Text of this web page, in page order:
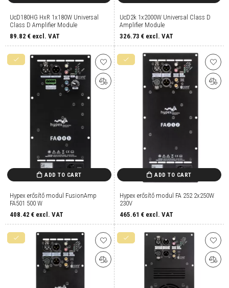
UcD180HG HxR 1x180W Universal
Class D Amplifier Module
89.82 € excl. VAT
UcD2k 1x2000W Universal Class D
Amplifier Module
326.73 € excl. VAT
ADD TO CART
Hypex erősítő modul FusionAmp
FA501 500 W
408.42 € excl. VAT
ADD TO CART
Hypex erősítő modul FA 252 2x250W
230V
465.61 € excl. VAT